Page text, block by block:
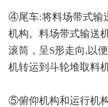
④尾车:将料场带式输
机构。料场带式输送
滚筒，呈S形走向,以
机转运到斗轮堆取料
⑤俯仰机构和运行机